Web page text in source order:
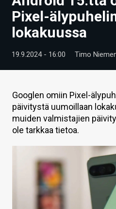
UUTISET
ARTIKKELIT
VIDEOT
TECHBBS
TIETOA
HINTA.FI
KAUPPA
Pixel-
lokakuussa
19.9.2024 - 16:00 Timo
Googlen omiin Pixel-
päivitystä uumoillaan
muiden valmistajien
ole tarkkaa tietoa.